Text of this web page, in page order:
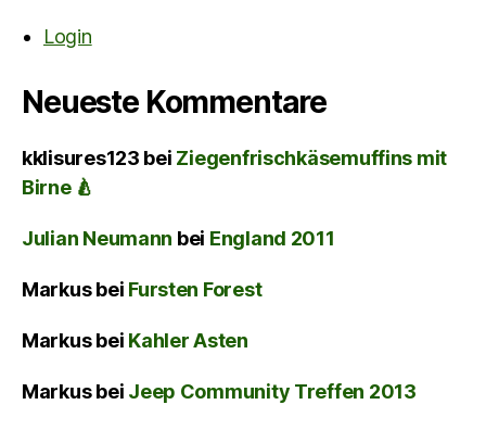
Login
Neueste Kommentare
kklisures123 bei Ziegenfrischkäsemuffins mit
Birne 🍐
Julian Neumann bei England 2011
Markusbei Fursten Forest
Markusbei Kahler Asten
Markusbei Jeep Community Treffen 2013